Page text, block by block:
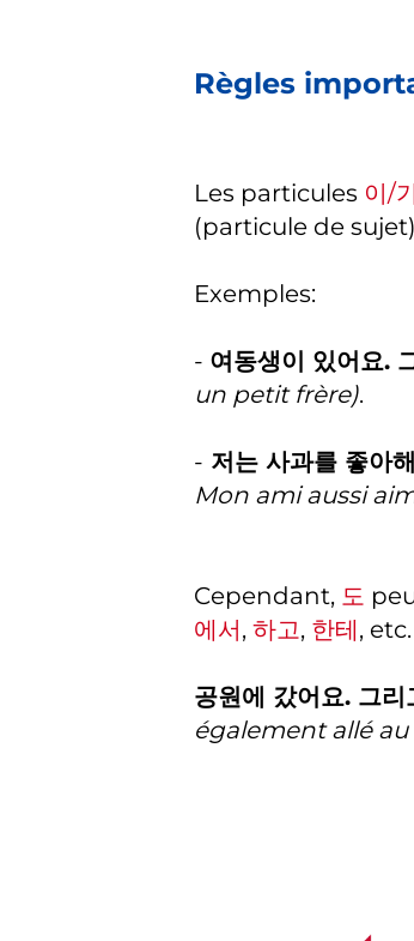
Règles
Les particules 이/
(particule de
Exemples:
- 여동생이 있어요.
un petit frère).
- 저는 사과를 좋아
Mon ami aussi
Cependant, 도
에서, 하고, 한테, etc.
공원에 갔어요. 그리
également allé au